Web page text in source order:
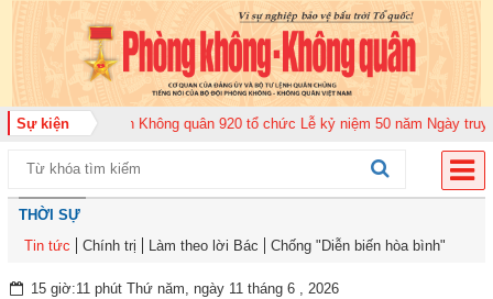
Sự kiện
Trung đoàn Không quân 920 tổ chức Lễ kỷ niệm 50 năm Ngày truyền thống
THỜI SỰ
Tin tức
Chính trị Làm theo lời Bác Chống "Diễn biến hòa bình"
15 giờ:11 phút Thứ năm, ngày 11 tháng 6 , 2026